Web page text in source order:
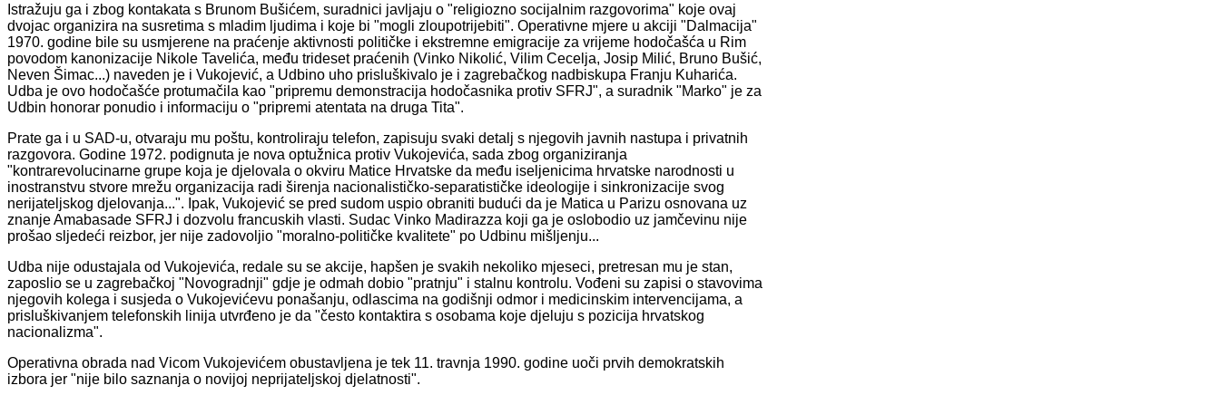
Istražuju ga i zbog kontakata s Brunom Bušićem, suradnici javljaju o "religiozno socijalnim razgovorima" koje ovaj
dvojac organizira na susretima s mladim ljudima i koje bi "mogli zloupotrijebiti". Operativne mjere u akciji "Dalmacija"
1970. godine bile su usmjerene na praćenje aktivnosti političke i ekstremne emigracije za vrijeme hodočašća u Rim
povodom kanonizacije Nikole Tavelića, među trideset praćenih (Vinko Nikolić, Vilim Cecelja, Josip Milić, Bruno Bušić,
Neven Šimac...) naveden je i Vukojević, a Udbino uho prisluškivalo je i zagrebačkog nadbiskupa Franju Kuharića.
Udba je ovo hodočašće protumačila kao "pripremu demonstracija hodočasnika protiv SFRJ", a suradnik "Marko" je za
Udbin honorar ponudio i informaciju o "pripremi atentata na druga Tita".
Prate ga i u SAD-u, otvaraju mu poštu, kontroliraju telefon, zapisuju svaki detalj s njegovih javnih nastupa i privatnih
razgovora. Godine 1972. podignuta je nova optužnica protiv Vukojevića, sada zbog organiziranja
"kontrarevolucinarne grupe koja je djelovala o okviru Matice Hrvatske da među iseljenicima hrvatske narodnosti u
inostranstvu stvore mrežu organizacija radi širenja nacionalističko-separatističke ideologije i sinkronizacije svog
nerijateljskog djelovanja...". Ipak, Vukojević se pred sudom uspio obraniti budući da je Matica u Parizu osnovana uz
znanje Amabasade SFRJ i dozvolu francuskih vlasti. Sudac Vinko Madirazza koji ga je oslobodio uz jamčevinu nije
prošao sljedeći reizbor, jer nije zadovoljio "moralno-političke kvalitete" po Udbinu mišljenju...
Udba nije odustajala od Vukojevića, redale su se akcije, hapšen je svakih nekoliko mjeseci, pretresan mu je stan,
zaposlio se u zagrebačkoj "Novogradnji" gdje je odmah dobio "pratnju" i stalnu kontrolu. Vođeni su zapisi o stavovima
njegovih kolega i susjeda o Vukojevićevu ponašanju, odlascima na godišnji odmor i medicinskim intervencijama, a
prisluškivanjem telefonskih linija utvrđeno je da "često kontaktira s osobama koje djeluju s pozicija hrvatskog
nacionalizma".
Operativna obrada nad Vicom Vukojevićem obustavljena je tek 11. travnja 1990. godine uoči prvih demokratskih
izbora jer "nije bilo saznanja o novijoj neprijateljskoj djelatnosti".